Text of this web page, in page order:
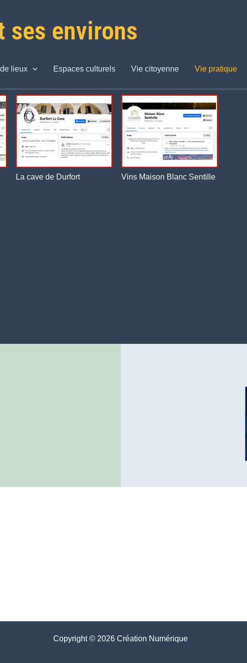
ses environs
lieux Espaces culturels Vie citoyenne Vie pratique
La cave de Durfort Vins Maison Blanc Sentille
Copyright © 2026 Création Numérique